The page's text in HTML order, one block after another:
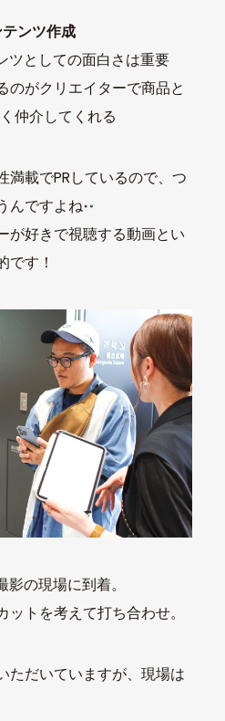
ンツ作成
ツとしての面白さは重要
のがクリエイターで商品と
仲介してくれる
満載でPRしているので、つ
んですよね
が好きで視聴する動画とい
です！
の現場に到着。
トを考えて打ち合わせ。
ただいていますが、現場は